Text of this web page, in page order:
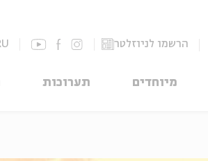
הרשמו לניוזלטר
מיוחדים תערוכות